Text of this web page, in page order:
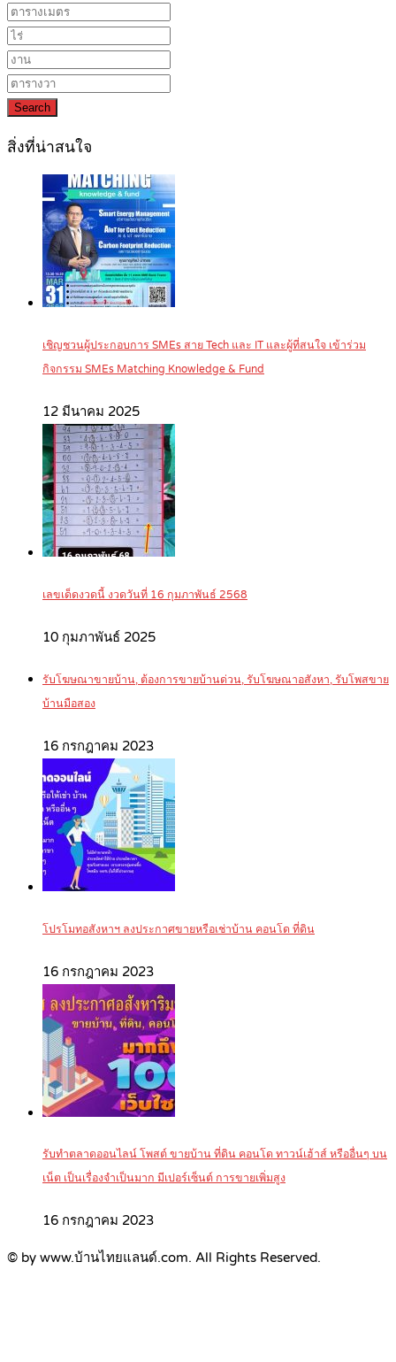
Search
สิ่งที่น่าสนใจ
เชิญชวนผู้ประกอบการ SMEs สาย Tech และ IT และผู้ที่สนใจ เข้าร่วม
กิจกรรม SMEs Matching Knowledge & Fund
12 มีนาคม 2025
เลขเด็ดงวดนี้ งวดวันที่ 16 กุมภาพันธ์ 2568
10 กุมภาพันธ์ 2025
รับโฆษณาขายบ้าน, ต้องการขายบ้านด่วน, รับโฆษณาอสังหา, รับโพสขาย
บ้านมือสอง
16 กรกฎาคม 2023
โปรโมทอสังหาฯ ลงประกาศขายหรือเช่าบ้าน คอนโด ที่ดิน
16 กรกฎาคม 2023
รับทำตลาดออนไลน์ โพสต์ ขายบ้าน ที่ดิน คอนโด ทาวน์เฮ้าส์ หรืออื่นๆ บน
เน็ต เป็นเรื่องจำเป็นมาก มีเปอร์เซ็นต์ การขายเพิ่มสูง
16 กรกฎาคม 2023
© by www.บ้านไทยแลนด์.com. All Rights Reserved.